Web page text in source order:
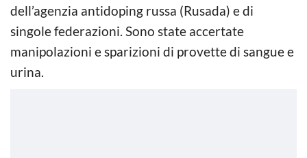
dell’agenzia antidoping russa (Rusada) e di
singole federazioni. Sono state accertate
manipolazioni e sparizioni di provette di sangue e
urina.